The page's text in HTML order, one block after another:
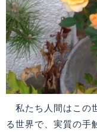
私たち人間はこの
る世界で、実質の手